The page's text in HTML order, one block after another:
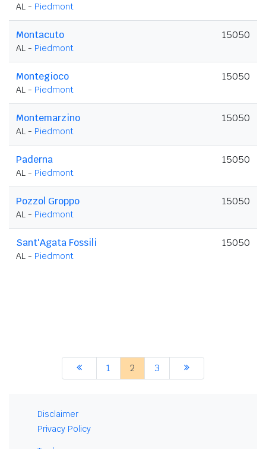
AL - Piedmont
Montacuto
AL - Piedmont
15050
Montegioco
AL - Piedmont
15050
Montemarzino
AL - Piedmont
15050
Paderna
AL - Piedmont
15050
Pozzol Groppo
AL - Piedmont
15050
Sant'Agata Fossili
AL - Piedmont
15050
1 2 3
Disclaimer
Privacy Policy